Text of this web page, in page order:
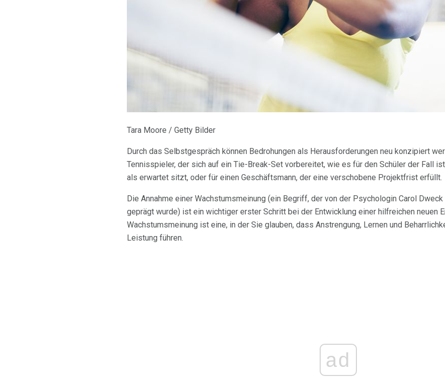
Tara Moore / Getty Bilder
Durch das Selbstgespräch können Bedrohungen als Herausforderungen neu konzipiert
Tennisspieler, der sich auf ein Tie-Break-Set vorbereitet, wie es für den Schüler der Fall
als erwartet sitzt, oder für einen Geschäftsmann, der eine verschobene Projektfrist erfüllt.
Die Annahme einer Wachstumsmeinung (ein Begriff, der von der Psychologin Carol
geprägt wurde) ist ein wichtiger erster Schritt bei der Entwicklung einer hilfreichen neuen
Wachstumsmeinung ist eine, in der Sie glauben, dass Anstrengung, Lernen und
Leistung führen.
ad